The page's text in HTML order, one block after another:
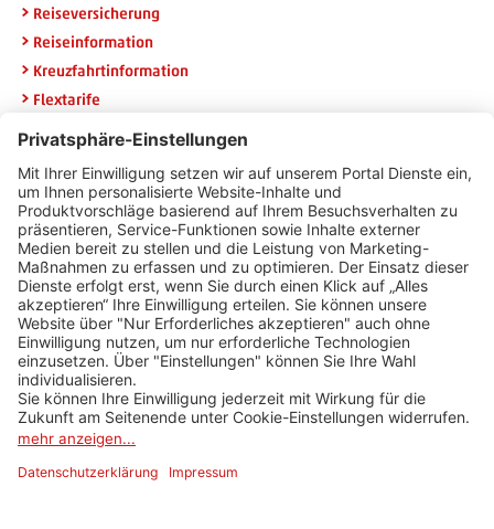
Reiseversicherung
Reiseinformation
Kreuzfahrtinformation
Flextarife
Widerruf HanseMerkur
Newsletteranmeldung
Erhalten Sie die neuesten Angebote per E-Mail und sichern Sie
sich 20 Euro Urlaubsgeld.
E-Mail Adresse